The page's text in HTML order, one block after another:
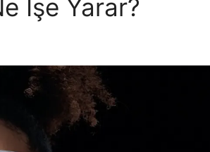
İşe Yarar?